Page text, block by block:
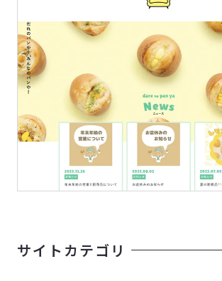
サイトカテゴリ